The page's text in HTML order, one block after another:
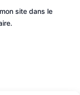
site dans le